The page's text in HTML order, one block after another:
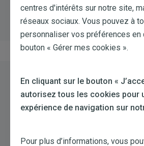
centres d'intérêts sur notre site,
réseaux sociaux. Vous pouvez à
personnaliser vos préférences en
bouton « Gérer mes cookies ».
En cliquant sur le bouton «
autorisez tous les cookies pour
expérience de navigation sur
Pour plus d’informations, vous